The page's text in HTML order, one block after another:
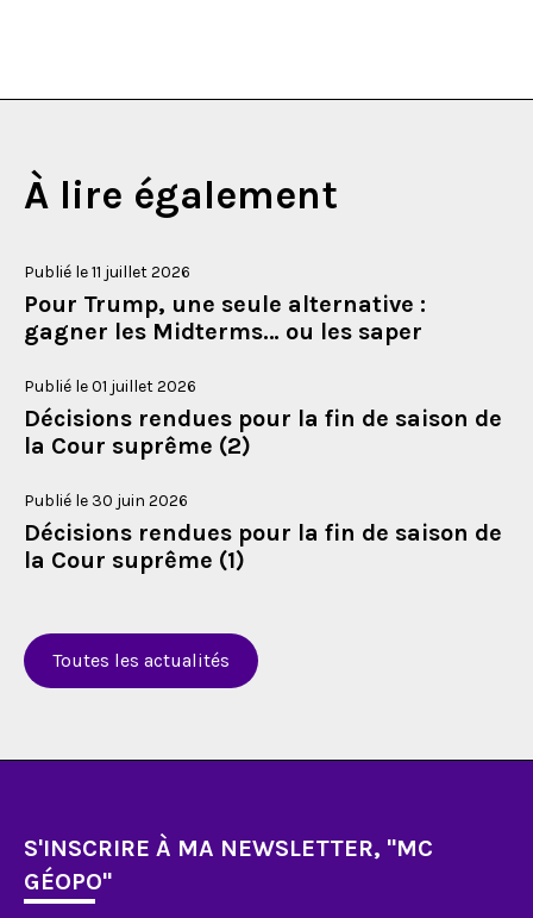
À lire également
Publié le 11 juillet 2026
Pour Trump, une seule alternative :
gagner les Midterms… ou les saper
Publié le 01 juillet 2026
Décisions rendues pour la fin de saison de
la Cour suprême (2)
Publié le 30 juin 2026
Décisions rendues pour la fin de saison de
la Cour suprême (1)
Toutes les actualités
S'INSCRIRE À MA NEWSLETTER, "MC
GÉOPO"